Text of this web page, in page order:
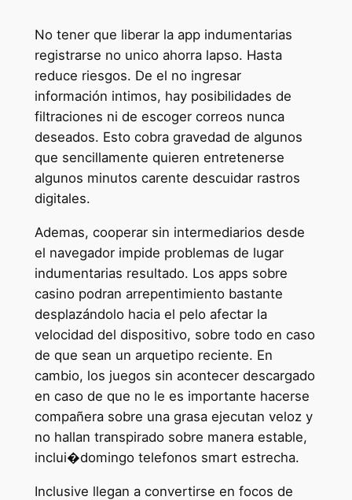
No tener que liberar la app indumentarias
registrarse no unico ahorra lapso. Hasta
reduce riesgos. De el no ingresar
información intimos, hay posibilidades de
filtraciones ni de escoger correos nunca
deseados. Esto cobra gravedad de algunos
que sencillamente quieren entretenerse
algunos minutos carente descuidar rastros
digitales.
Ademas, cooperar sin intermediarios desde
el navegador impide problemas de lugar
indumentarias resultado. Los apps sobre
casino podran arrepentimiento bastante
desplazándolo hacia el pelo afectar la
velocidad del dispositivo, sobre todo en caso
de que sean un arquetipo reciente. En
cambio, los juegos sin acontecer descargado
en caso de que no le es importante hacerse
compañera sobre una grasa ejecutan veloz y
no hallan transpirado sobre manera estable,
inclui�domingo telefonos smart estrecha.
Inclusive llegan a convertirse en focos de